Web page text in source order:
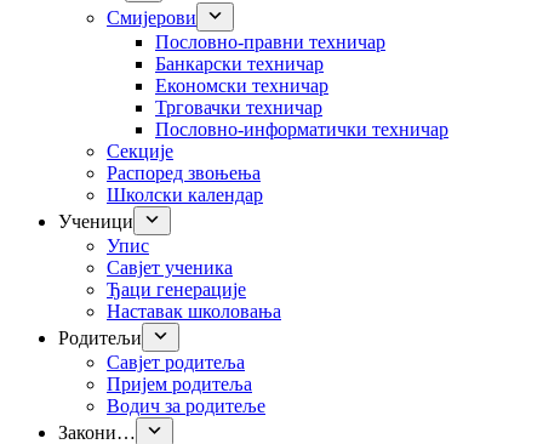
Смијерови
Пословно-правни техничар
Банкарски техничар
Економски техничар
Трговачки техничар
Пословно-информатички техничар
Секције
Распоред звоњења
Школски календар
Ученици
Упис
Савјет ученика
Ђаци генерације
Наставак школовања
Родитељи
Савјет родитеља
Пријем родитеља
Водич за родитеље
Закони…